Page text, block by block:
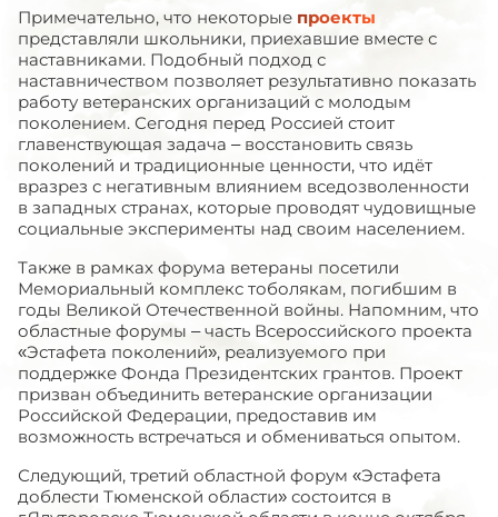
Примечательно, что некоторые проекты
представляли школьники, приехавшие вместе с
наставниками. Подобный подход с
наставничеством позволяет результативно показать
работу ветеранских организаций с молодым
поколением. Сегодня перед Россией стоит
главенствующая задача – восстановить связь
поколений и традиционные ценности, что идёт
вразрез с негативным влиянием вседозволенности
в западных странах, которые проводят чудовищные
социальные эксперименты над своим населением.
Также в рамках форума ветераны посетили
Мемориальный комплекс тоболякам, погибшим в
годы Великой Отечественной войны. Напомним, что
областные форумы – часть Всероссийского проекта
«Эстафета поколений», реализуемого при
поддержке Фонда Президентских грантов. Проект
призван объединить ветеранские организации
Российской Федерации, предоставив им
возможность встречаться и обмениваться опытом.
Следующий, третий областной форум «Эстафета
доблести Тюменской области» состоится в